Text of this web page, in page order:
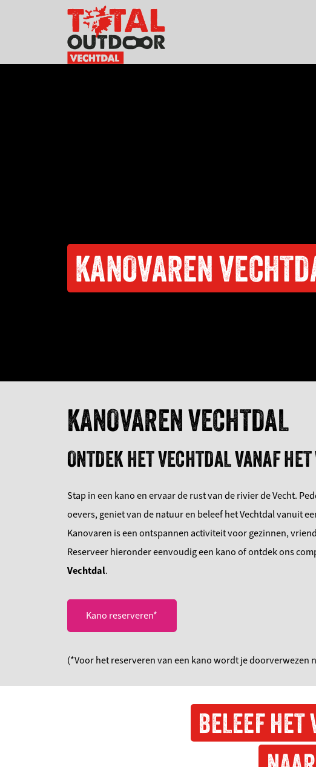
KANOVAREN
KANOVAREN VECHTDAL
ONTDEK HET VECHTDAL VANAF
Stap in een kano en ervaar de rust van de rivier de Vecht.
oevers, geniet van de natuur en beleef het Vechtdal vanuit
Kanovaren is een ontspannen activiteit voor gezinnen,
Reserveer hieronder eenvoudig een kano of ontdek ons
Vechtdal.
Kano reserveren*
(*Voor het reserveren van een kano wordt je doorverwezen
BELEEF HET